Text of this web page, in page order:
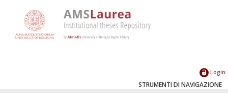
Login
STRUMENTI DI NAVIGAZIONE